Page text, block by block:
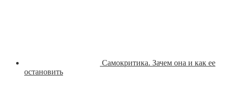
Самокритика. Зачем она и как ее
остановить